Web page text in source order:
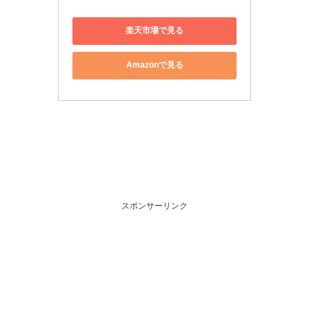
楽天市場で見る
Amazonで見る
スポンサーリンク